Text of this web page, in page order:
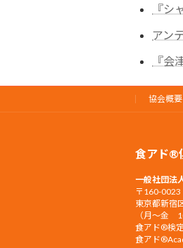
『シ
アン
『会
協会概要
食アド®
一般社団法
〒160-0023
東京都新宿
（月〜金
食アド®︎検
食アド